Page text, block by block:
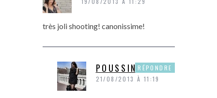
très joli shooting! canonissime!
POUSSINE
21/08/2013 À 11:19
RÉPONDRE